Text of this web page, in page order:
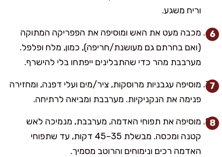
וריח משגע.
מכבה מעט את האש ומוסיפה את הפפריקה המתוקה
(ואם בחרתם גם מעושנת/חריפה), כמון, מלח ופלפל.
מערבבת מהר כדי שהתבלינים ייפתחו בלי להישרף.
מוסיפה עגבניות מרוסקות, ציר/מים ועלי דפנה, ומחזירה
פנימה את הנקניקיות. מערבבת ומביאה לרתיחה.
מוסיפה את תפוחי האדמה, מערבבת, מנמיכה לאש
קטנה ומכסה. מבשלת 35–45 דקות, עד שתפוחי
האדמה רכים ונימוחים והרוטב מסמיך.